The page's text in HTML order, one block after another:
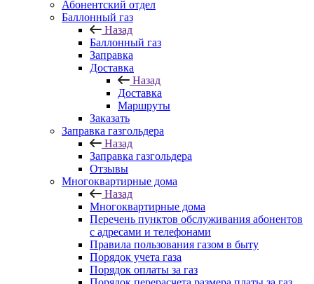
Абонентский отдел
Баллонный газ
Назад
Баллонный газ
Заправка
Доставка
Назад
Доставка
Маршруты
Заказать
Заправка газгольдера
Назад
Заправка газгольдера
Отзывы
Многоквартирные дома
Назад
Многоквартирные дома
Перечень пунктов обслуживания абонентов
с адресами и телефонами
Правила пользования газом в быту
Порядок учета газа
Порядок оплаты за газ